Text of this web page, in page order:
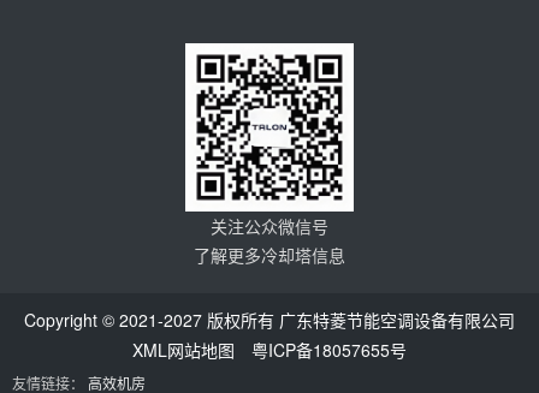
关注公众微信号
了解更多冷却塔信息
Copyright © 2021-2027 版权所有 广东特菱节能空调设备有限公司
XML网站地图
粤ICP备18057655号
友情链接： 高效机房